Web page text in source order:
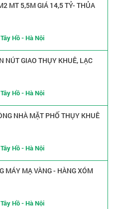
MT 5,5M GIÁ 14,5 TỶ- THỦA
CÁCH Ô TÔ TRÁNH 15M
Hồ - Hà Nội
NÚT GIAO THỤY KHUÊ, LẠC
– TÂY HỒ – HÀ NỘI
Hồ - Hà Nội
NHÀ MẶT PHỐ THỤY KHUÊ
Hồ - Hà Nội
MÁY MẠ VÀNG - HÀNG XÓM
ĐÊM - VỊ TRÍ CỰC ĐẸP NGÃ
Hồ - Hà Nội